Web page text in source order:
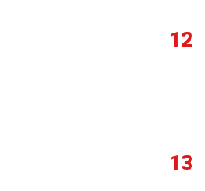
12
13